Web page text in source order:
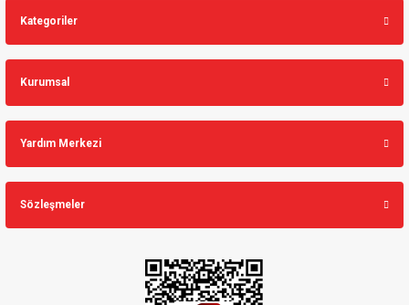
Kategoriler
Kurumsal
Yardım Merkezi
Sözleşmeler